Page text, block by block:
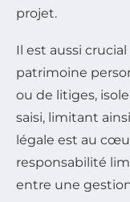
projet.
Il est aussi
patrimoine
ou de litiges,
saisi, limitant
légale est au
responsabilité
entre une